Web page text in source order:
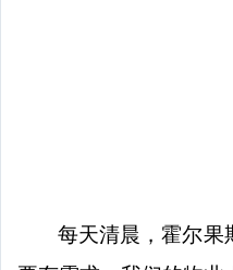
每天清晨，霍尔果